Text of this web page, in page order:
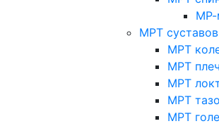
МР-
МРТ суставов
МРТ
МРТ
МРТ
МРТ
МРТ